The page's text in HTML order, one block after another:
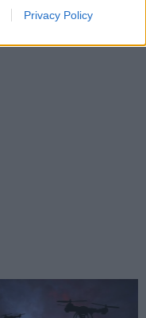
Privacy Policy